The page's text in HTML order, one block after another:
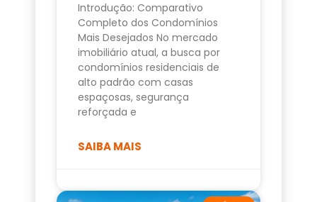
Introdução: Comparativo
Completo dos Condomínios
Mais Desejados No mercado
imobiliário atual, a busca por
condomínios residenciais de
alto padrão com casas
espaçosas, segurança
reforçada e
SAIBA MAIS